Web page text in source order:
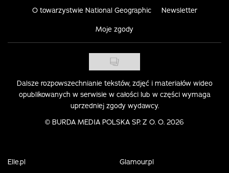
O towarzystwie National Geographic Newsletter
Moje zgody
Dalsze rozpowszechnianie tekstów, zdjęć i materiałów wideo
opublikowanych w serwisie w całości lub w części wymaga
uprzedniej zgody wydawcy.
© BURDA MEDIA POLSKA SP. Z O. O. 2026
Elle.pl
Glamour.pl